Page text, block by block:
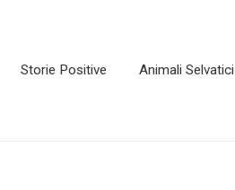
Storie Positive Animali Selvatici